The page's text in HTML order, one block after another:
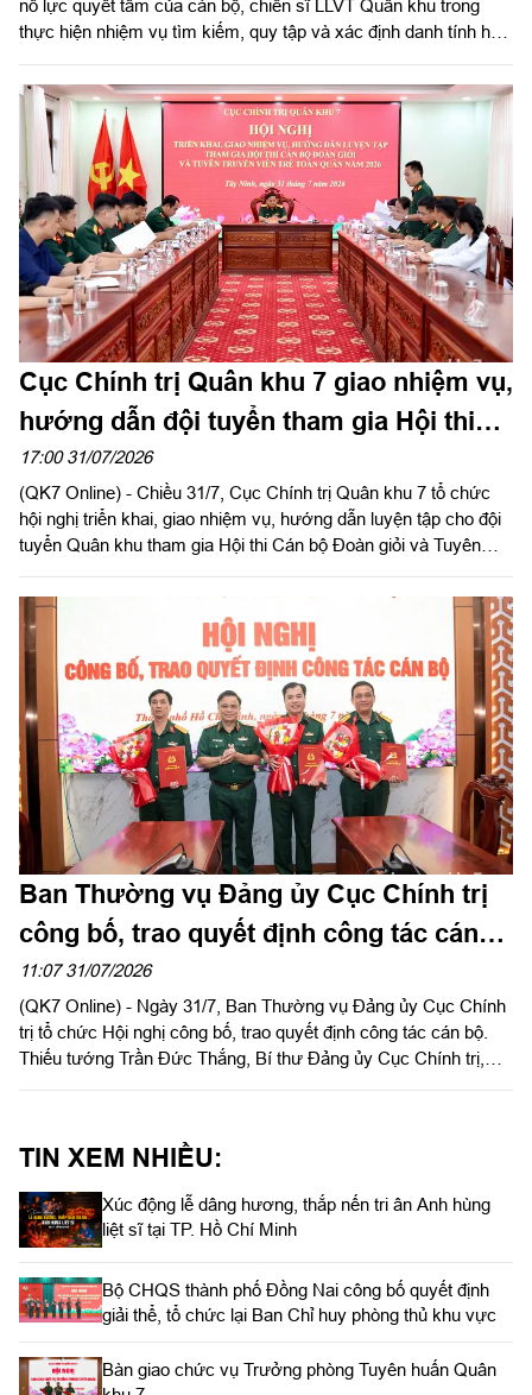
nỗ lực quyết tâm của cán bộ, chiến sĩ LLVT Quân khu trong
thực hiện nhiệm vụ tìm kiếm, quy tập và xác định danh tính hài
Đảng ủy, Chính ủy Quân khu 7 gửi Thư khen cán bộ, chiến sĩ,
các lực lượng thực hiện nhiệm vụ tìm kiếm, quy tập và xác
định danh tính hài cốt liệt sĩ. Báo Quân khu đăng toàn văn Thư
khen của đồng chí Chính ủy Quân khu 7.
Cục Chính trị Quân khu 7 giao nhiệm vụ,
hướng dẫn đội tuyển tham gia Hội thi
Cán bộ Đoàn giỏi và Tuyên truyền viên
trẻ toàn quân năm 2026
17:00 31/07/2026
(QK7 Online) - Chiều 31/7, Cục Chính trị Quân khu 7 tổ chức
hội nghị triển khai, giao nhiệm vụ, hướng dẫn luyện tập cho đội
tuyển Quân khu tham gia Hội thi Cán bộ Đoàn giỏi và Tuyên
Phó Chủ nhiệm Chính trị Quân khu chủ trì hội nghị.
Ban Thường vụ Đảng ủy Cục Chính trị
công bố, trao quyết định công tác cán
bộ
11:07 31/07/2026
(QK7 Online) - Ngày 31/7, Ban Thường vụ Đảng ủy Cục Chính
trị tổ chức Hội nghị công bố, trao quyết định công tác cán bộ.
Thiếu tướng Trần Đức Thắng, Bí thư Đảng ủy Cục Chính trị,
TIN XEM NHIỀU:
Xúc động lễ dâng hương, thắp nến tri ân Anh hùng
liệt sĩ tại TP. Hồ Chí Minh
Bộ CHQS thành phố Đồng Nai công bố quyết định
giải thể, tổ chức lại Ban Chỉ huy phòng thủ khu vực
Bàn giao chức vụ Trưởng phòng Tuyên huấn Quân